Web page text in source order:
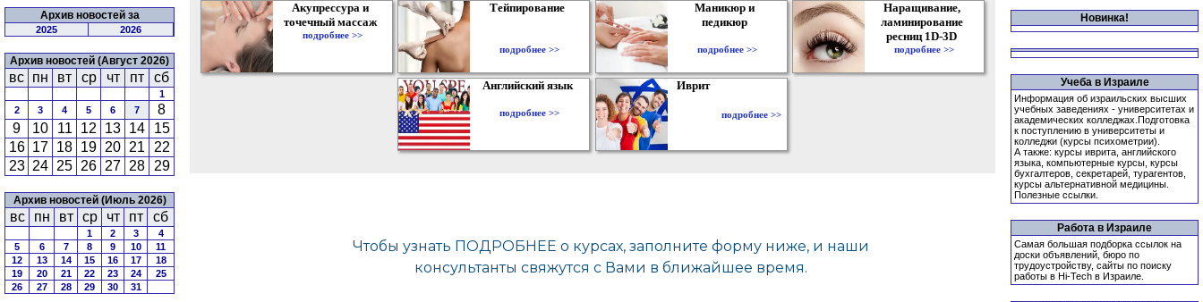
Архив новостей за
2025 2026
Архив новостей (Август 2026)
вс пн вт ср чт пт сб
1
2
3 4 5 6 7
8
9
10 11 12 13 14
15
16 17 18 19 20 21
22
23 24 25 26 27 28 29
Архив новостей (Июль 2026)
вс пн вт ср чт пт сб
1 2 3
4
5
6 7 8 9 10
11
12
13 14 15 16 17
18
19
20 21 22 23 24
25
26
27 28 29 30 31
Акупрессура и
точечный массаж
подробнее >>
Тейпирование
подробнее >>
Маникюр и
педикюр
подробнее >>
Наращивание,
ламинирование
ресниц 1D-3D
подробнее >>
Английский язык
подробнее >>
Иврит
подробнее >>
Новинка!
Учеба в Израиле
Информация об израильских высших
учебных заведениях - университетах и
академических колледжах.Подготовка
к поступлению в университеты и
колледжи (курсы психометрии).
А также: курсы иврита, английского
языка, компьютерные курсы, курсы
бухгалтеров, секретарей, турагентов,
курсы альтернативной медицины.
Полезные ссылки.
Работа в Израиле
Самая большая подборка ссылок на
доски объявлений, бюро по
трудоустройству, сайты по поиску
работы в Hi-Tech в Израиле.